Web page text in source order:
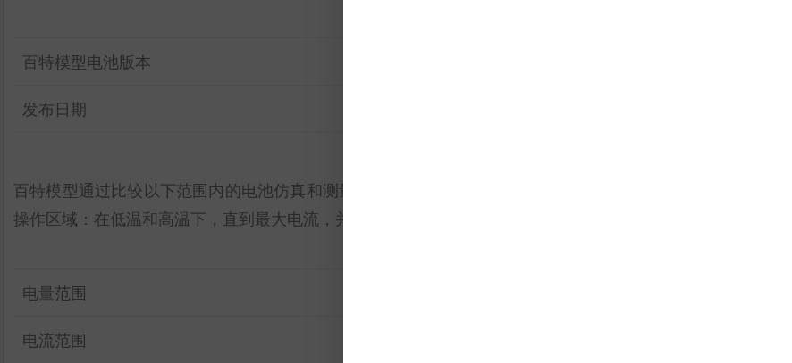
百特模型电池版本
发布日期
百特模型通过比较以下范围内的电池仿真和测量数据，展示了百特模型电池的准确性和有效性。验证非常广
操作区域：在低温和高温下，直到最大电流，并且在整个电量范围内。
电量范围
电流范围 -75